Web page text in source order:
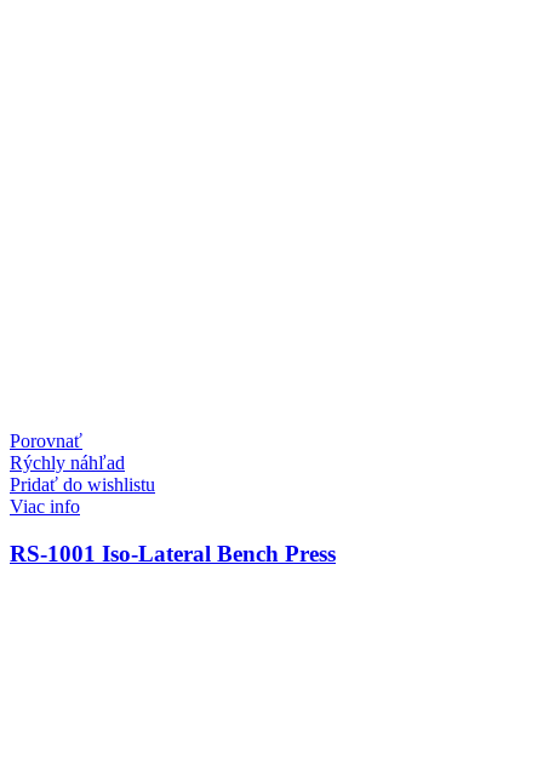
Porovnať
Rýchly náhľad
Pridať do wishlistu
Viac info
RS-1001 Iso-Lateral Bench Press